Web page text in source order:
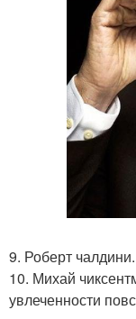
9. Роберт
10. Михай
увлеченности